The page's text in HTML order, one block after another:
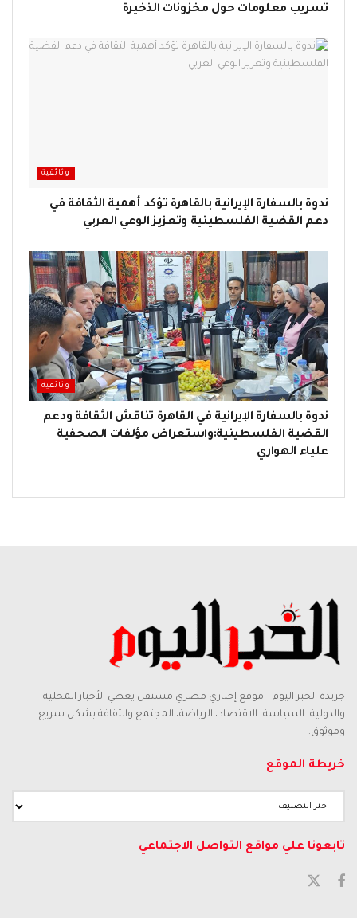
تسريب معلومات حول مخزونات الذخيرة
وثائقية
ندوة بالسفارة الإيرانية بالقاهرة تؤكد أهمية الثقافة في
دعم القضية الفلسطينية وتعزيز الوعي العربي
وثائقية
ندوة بالسفارة الإيرانية في القاهرة تناقش الثقافة ودعم
القضية الفلسطينية:واستعراض مؤلفات الصحفية
علياء الهواري
جريدة الخبر اليوم – موقع إخباري مصري مستقل يغطي الأخبار المحلية
والدولية، السياسة، الاقتصاد، الرياضة، المجتمع والثقافة بشكل سريع
وموثوق.
خريطة الموقع
تابعونا علي مواقع التواصل الاجتماعي